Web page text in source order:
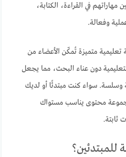
في القراءة، الكتابة،
وفعالة.
تعليمية متميزة تُمكّن الأعضاء من
دون عناء البحث، مما يجعل
وسلسة. سواء كنت مبتدئًا أو لديك
محتوى يناسب مستواك
ثابتة.
للمبتدئين؟